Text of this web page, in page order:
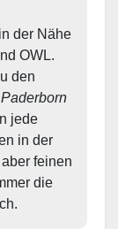
der Nähe
OWL.
den
jede
in der
feinen
die